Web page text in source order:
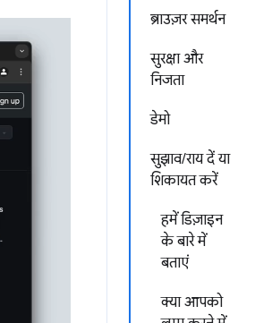
ब्राउज़र समर्थन
सुरक्षा और
निजता
डेमो
सुझाव/राय दें या
शिकायत करें
हमें डिज़ाइन
के बारे में
बताएं
क्या आपको